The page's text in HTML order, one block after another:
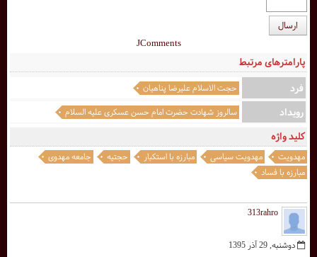
313rahro
دوشنبه, 29 آذر 1395
کلید واژه
مهدویت مهدویت سیاسی مبارزه با استکبار حجتیه
جامعه مهدوی
مبارزه با فساد
پارامترهای مرتبط
فرد
حجت الاسلام علیرضا پناهیان
رویداد سالروز شهادت حضرت امام حسن عسکری علیه السلام
ارسال
JComments